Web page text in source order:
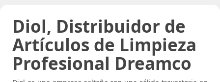
Diol, Distribuidor de
Artículos de Limpieza
Profesional Dreamco